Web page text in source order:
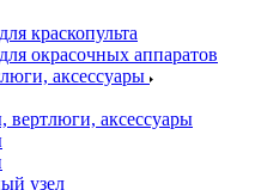
краскопульта
окрасочных аппаратов
аксессуары
вертлюги, аксессуары
узел